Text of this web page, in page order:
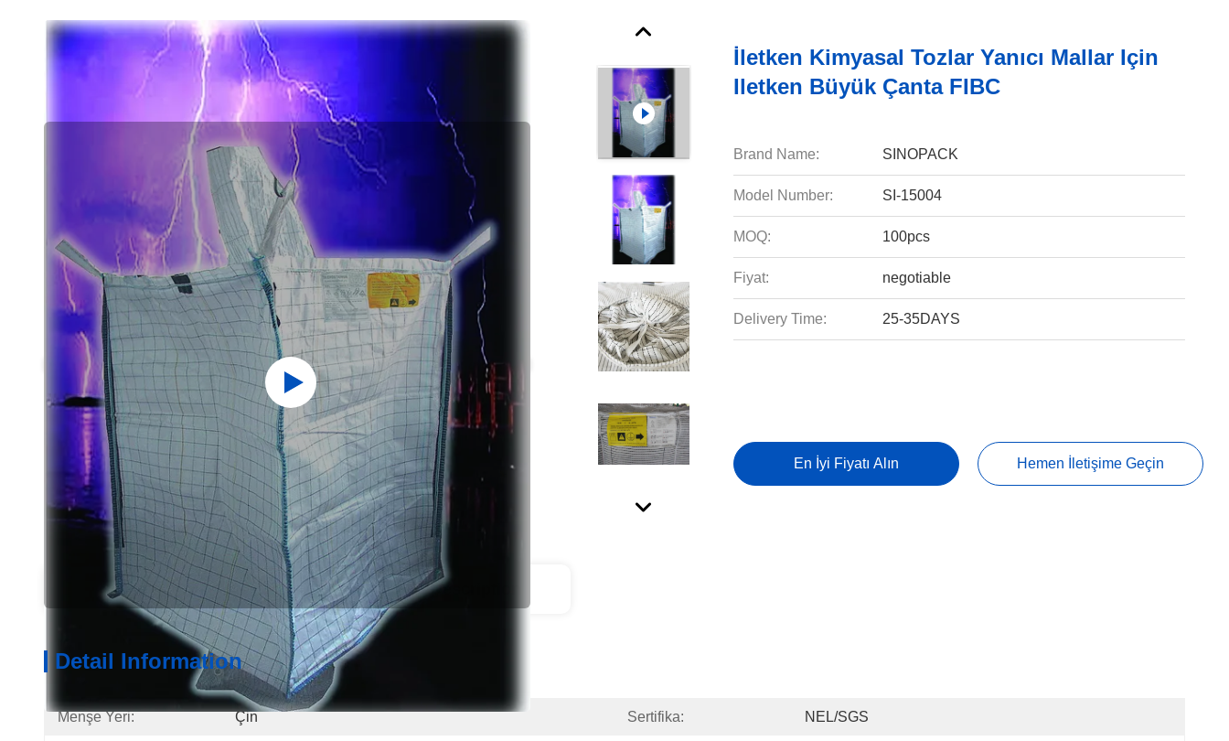
İletken Kimyasal Tozlar Yanıcı Mallar Için
Iletken Büyük Çanta FIBC
Brand Name: SINOPACK
Model Number: SI-15004
MOQ: 100pcs
Fiyat: negotiable
Delivery Time: 25-35DAYS
En İyi Fiyatı Alın Hemen İletişime Geçin
Detail Information Product Description
Detail Information
Menşe Yeri: Çin Sertifika: NEL/SGS